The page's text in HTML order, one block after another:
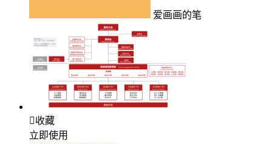
爱画画的笔
收藏
立即使用